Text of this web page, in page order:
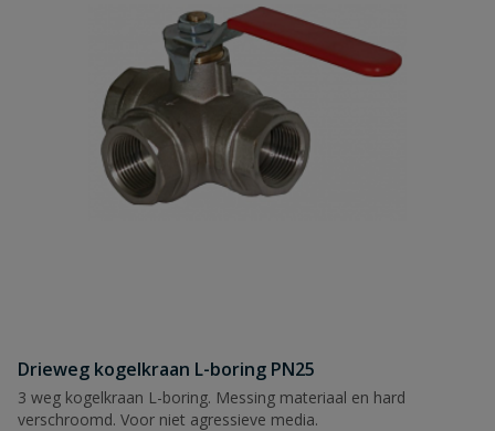
Drieweg kogelkraan L-boring PN25
3 weg kogelkraan L-boring. Messing materiaal en hard
verschroomd. Voor niet agressieve media.